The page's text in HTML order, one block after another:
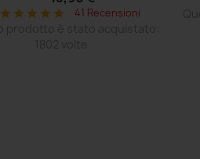
star star star star star 41 Recensioni